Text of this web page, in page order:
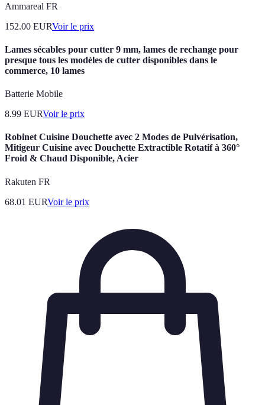
Ammareal FR
152.00 EURVoir le prix
Lames sécables pour cutter 9 mm, lames de rechange pour
presque tous les modèles de cutter disponibles dans le
commerce, 10 lames
Batterie Mobile
8.99 EURVoir le prix
Robinet Cuisine Douchette avec 2 Modes de Pulvérisation,
Mitigeur Cuisine avec Douchette Extractible Rotatif à 360°
Froid & Chaud Disponible, Acier
Rakuten FR
68.01 EURVoir le prix